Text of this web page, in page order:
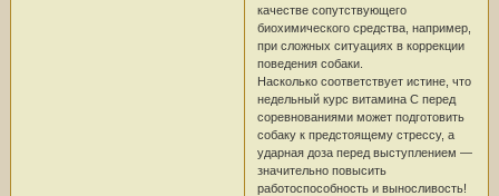
качестве сопутствующего
биохимического средства, например,
при сложных ситуациях в коррекции
поведения собаки.
Насколько соответствует истине, что
недельный курс витамина С перед
соревнованиями может подготовить
собаку к предстоящему стрессу, а
ударная доза перед выступлением —
значительно повысить
работоспособность и выносливость!